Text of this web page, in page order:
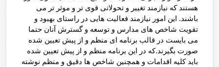
هستند که نیازمند تغییر و تحولاتی قوی تر و موثر تر می
باشند. این امور نیازمند فعالیت هایی در راستای بهبود و
تقویت شاخص های مدارس و توسعه و گسترش آنان حتما
می بایست در قالب برنامه ای منظم و از پیش تعیین شده
صورت بگیرند.که در این برنامه منظم و از پیش تعیین شده
باید کلیه اقدامات و همچنین شاخص ها دقیق و منظم نوشته